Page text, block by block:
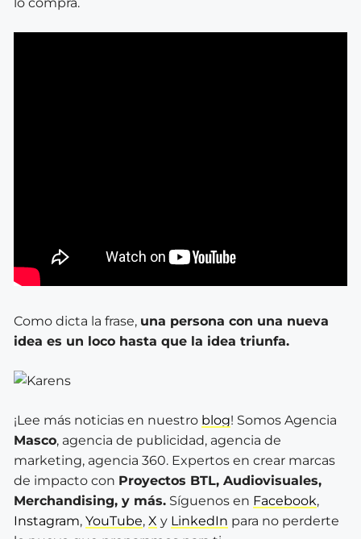
Como dicta la frase, una persona con una nueva
idea es un loco hasta que la idea triunfa.
¡Lee más noticias en nuestro blog! Somos Agencia
Masco, agencia de publicidad, agencia de
marketing, agencia 360. Expertos en crear marcas
de impacto con Proyectos BTL, Audiovisuales,
Merchandising, y más. Síguenos en Facebook,
Instagram, YouTube, X y LinkedIn para no perderte